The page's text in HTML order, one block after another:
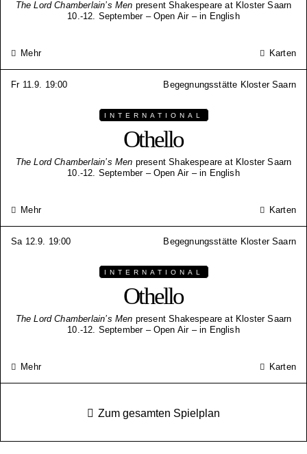
The Lord Chamberlain’s Men present Shakespeare at Kloster Saarn
10.-12. September – Open Air – in English
Mehr Karten
Fr 11.9. 19:00 Begegnungsstätte Kloster Saarn
INTERNATIONAL
Othello
The Lord Chamberlain’s Men present Shakespeare at Kloster Saarn
10.-12. September – Open Air – in English
Mehr Karten
Sa 12.9. 19:00 Begegnungsstätte Kloster Saarn
INTERNATIONAL
Othello
The Lord Chamberlain’s Men present Shakespeare at Kloster Saarn
10.-12. September – Open Air – in English
Mehr Karten
Zum gesamten Spielplan